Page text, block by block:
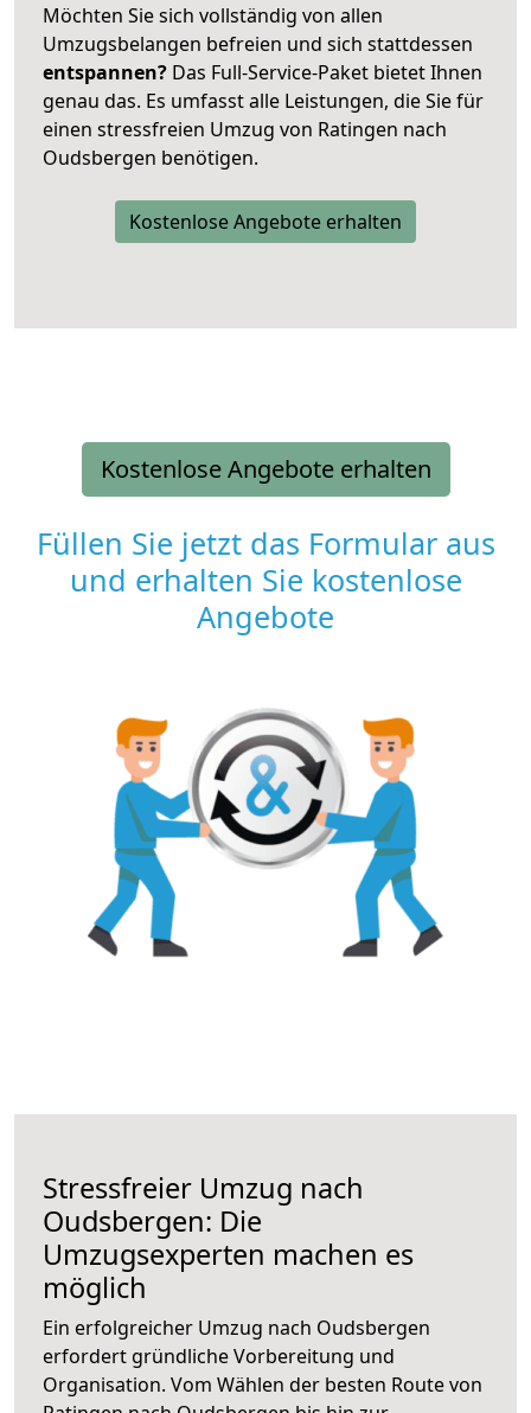
Möchten Sie sich vollständig von allen
Umzugsbelangen befreien und sich stattdessen
entspannen? Das Full-Service-Paket bietet Ihnen
genau das. Es umfasst alle Leistungen, die Sie für
einen stressfreien Umzug von Ratingen nach
Oudsbergen benötigen.
Kostenlose Angebote erhalten
Kostenlose Angebote erhalten
Füllen Sie jetzt das Formular aus
und erhalten Sie kostenlose
Angebote
Stressfreier Umzug nach
Oudsbergen: Die
Umzugsexperten machen es
möglich
Ein erfolgreicher Umzug nach Oudsbergen
erfordert gründliche Vorbereitung und
Organisation. Vom Wählen der besten Route von